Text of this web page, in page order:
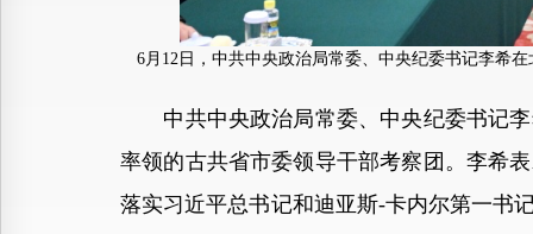
6月12日，中共中央政治局常委、中央纪委书记李希
中共中央政治局常委、中央纪委书记李
率领的古共省市委领导干部考察团。李希
落实习近平总书记和迪亚斯-卡内尔第一书